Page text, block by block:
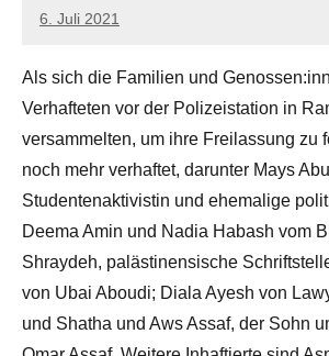
6. Juli 2021
admin
Als sich die Familien und
Verhafteten vor der Polizeistation in
versammelten, um ihre Freilassung zu
noch mehr verhaftet, darunter Mays
Studentenaktivistin und ehemalige
Deema Amin und Nadia Habash vom
Shraydeh, palästinensische
von Ubai Aboudi; Diala Ayesh von
und Shatha und Aws Assaf, der Sohn